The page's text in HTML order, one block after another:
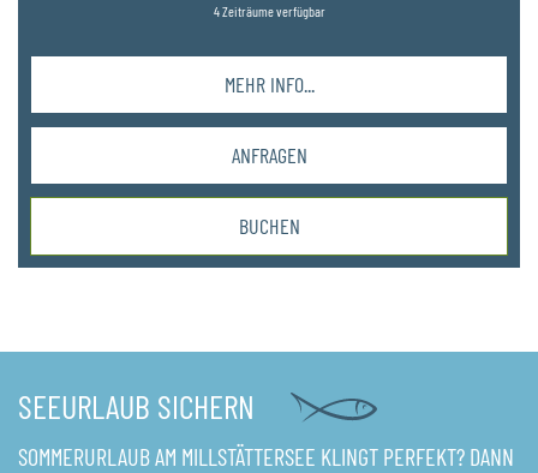
4 Zeiträume verfügbar
MEHR INFO...
ANFRAGEN
BUCHEN
SEEURLAUB SICHERN
SOMMERURLAUB AM MILLSTÄTTERSEE KLINGT PERFEKT? DANN